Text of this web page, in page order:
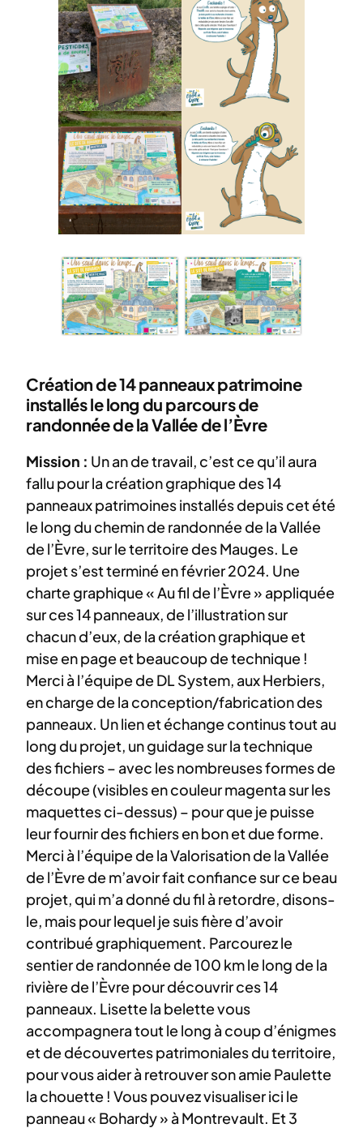
Création de 14 panneaux patrimoine
installés le long du parcours de
randonnée de la Vallée de l’Èvre
Mission : Un an de travail, c’est ce qu’il aura
fallu pour la création graphique des 14
panneaux patrimoines installés depuis cet été
le long du chemin de randonnée de la Vallée
de l’Èvre, sur le territoire des Mauges. Le
projet s’est terminé en février 2024. Une
charte graphique « Au fil de l’Èvre » appliquée
sur ces 14 panneaux, de l’illustration sur
chacun d’eux, de la création graphique et
mise en page et beaucoup de technique !
Merci à l’équipe de DL System, aux Herbiers,
en charge de la conception/fabrication des
panneaux. Un lien et échange continus tout au
long du projet, un guidage sur la technique
des fichiers – avec les nombreuses formes de
découpe (visibles en couleur magenta sur les
maquettes ci-dessus) – pour que je puisse
leur fournir des fichiers en bon et due forme.
Merci à l’équipe de la Valorisation de la Vallée
de l’Èvre de m’avoir fait confiance sur ce beau
projet, qui m’a donné du fil à retordre, disons-
le, mais pour lequel je suis fière d’avoir
contribué graphiquement. Parcourez le
sentier de randonnée de 100 km le long de la
rivière de l’Èvre pour découvrir ces 14
panneaux. Lisette la belette vous
accompagnera tout le long à coup d’énigmes
et de découvertes patrimoniales du territoire,
pour vous aider à retrouver son amie Paulette
la chouette ! Vous pouvez visualiser ici le
panneau « Bohardy » à Montrevault. Et 3